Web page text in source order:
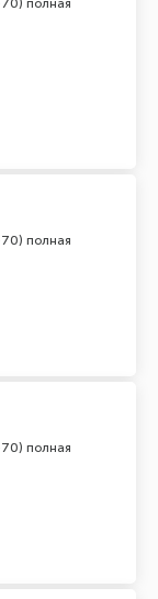
полная
полная
полная